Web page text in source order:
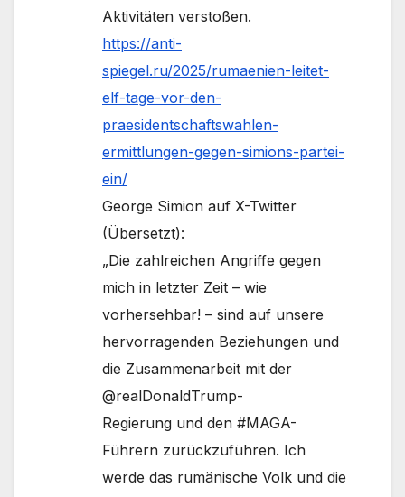
Aktivitäten verstoßen.
https://anti-
spiegel.ru/2025/rumaenien-leitet-
elf-tage-vor-den-
praesidentschaftswahlen-
ermittlungen-gegen-simions-partei-
ein/
George Simion auf X-Twitter
(Übersetzt):
„Die zahlreichen Angriffe gegen
mich in letzter Zeit – wie
vorhersehbar! – sind auf unsere
hervorragenden Beziehungen und
die Zusammenarbeit mit der
@realDonaldTrump-
Regierung und den #MAGA-
Führern zurückzuführen. Ich
werde das rumänische Volk und die